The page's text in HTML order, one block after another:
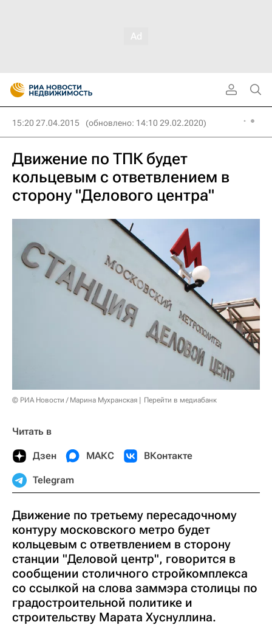
15:20 27.04.2015 (обновлено: 14:10 29.02.2020)
Движение по ТПК будет
кольцевым с ответвлением в
сторону "Делового центра"
© РИА Новости / Марина Мухранская Перейти в медиабанк
Читать в
Дзен МАКС ВКонтакте
Telegram
Движение по третьему пересадочному
контуру московского метро будет
кольцевым с ответвлением в сторону
станции "Деловой центр", говорится в
сообщении столичного стройкомплекса
со ссылкой на слова заммэра столицы по
градостроительной политике и
строительству Марата Хуснуллина.